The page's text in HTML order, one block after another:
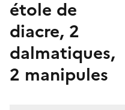
étole de
diacre, 2
dalmatiques,
2 manipules